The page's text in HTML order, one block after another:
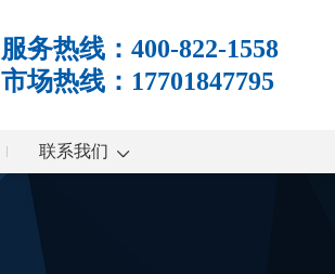
服务热线：400-822-1558
市场热线：17701847795
联系我们